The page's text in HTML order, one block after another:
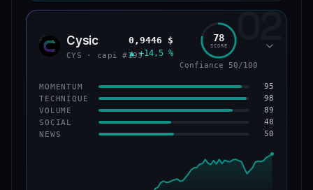
CAP. MARCHÉ VOLUME 24 H
VAR. 7 J VAR. 30 J
−10,2 %
VS ATH
−42,1 %
CONFIANCE 43/100
02
CYS Cysic
CYS · capi #193
0,9446 $
▲ +14,5 %
78
SCORE
Confiance 50/100
MOMENTUM 95
TECHNIQUE 98
VOLUME 89
SOCIAL 48
NEWS 50